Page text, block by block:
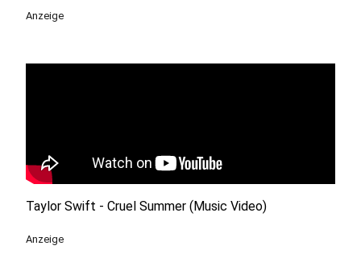
Anzeige
Taylor Swift - Cruel Summer (Music Video)
Anzeige